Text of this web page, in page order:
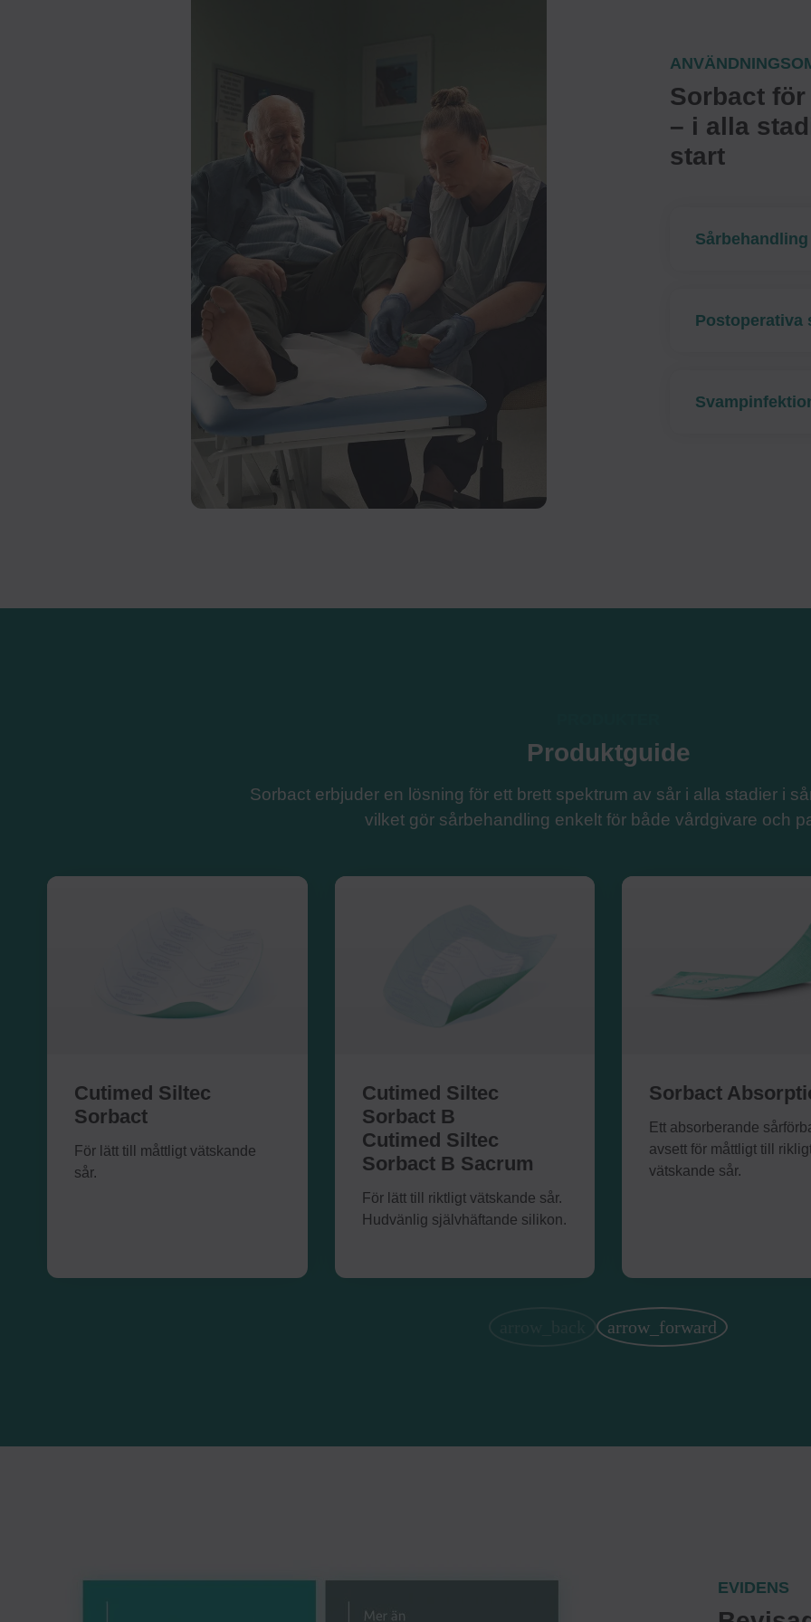
Sorbact
– i alla
start
Sårbehandling
Postoperativa
Produktguide
Sorbact erbjuder en lösning för ett brett spektrum av sår i alla stadier i
vilket gör sårbehandling enkelt för både vårdgivare och
Cutimed Siltec
Sorbact
För lätt till måttligt vätskande
sår.
Cutimed Siltec
Sorbact B
Cutimed Siltec
Sorbact B Sacrum
För lätt till riktligt vätskande sår.
Hudvänlig självhäftande silikon.
Sorbact
Ett absorberande
avsett för måttligt till
vätskande sår.
EVIDENS